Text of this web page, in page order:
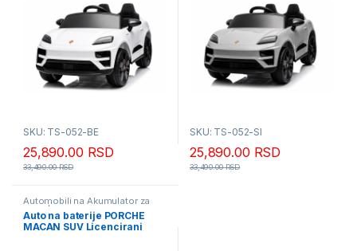
SKU: TS-052-BE
25,890.00 RSD
33,490.00RSD
SKU: TS-052-SI
25,890.00 RSD
33,490.00RSD
Automobili na Akumulator za
Decu | Veliki Izbor i Akcija,
Igračke
Auto na baterije PORCHE
MACAN SUV Licencirani